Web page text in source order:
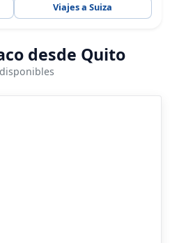
Viajes a Suiza
desde Quito